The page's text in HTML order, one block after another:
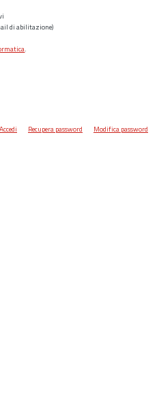
di abilitazione)
.
Accedi Recupera password Modifica password